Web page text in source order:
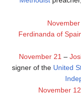
Ferdinanda of
November 21 –
signer of the United
November 12